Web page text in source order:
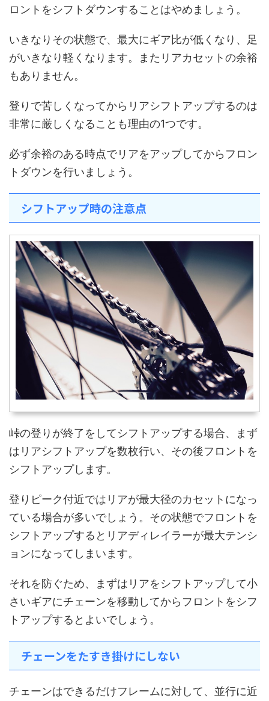
ロントをシフトダウンすることはやめましょう。
いきなりその状態で、最大にギア比が低くなり、足
がいきなり軽くなります。またリアカセットの余裕
もありません。
登りで苦しくなってからリアシフトアップするのは
非常に厳しくなることも理由の1つです。
必ず余裕のある時点でリアをアップしてからフロン
トダウンを行いましょう。
シフトアップ時の注意点
峠の登りが終了をしてシフトアップする場合、まず
はリアシフトアップを数枚行い、その後フロントを
シフトアップします。
登りピーク付近ではリアが最大径のカセットになっ
ている場合が多いでしょう。その状態でフロントを
シフトアップするとリアディレイラーが最大テンシ
ョンになってしまいます。
それを防ぐため、まずはリアをシフトアップして小
さいギアにチェーンを移動してからフロントをシフ
トアップするとよいでしょう。
チェーンをたすき掛けにしない
チェーンはできるだけフレームに対して、並行に近